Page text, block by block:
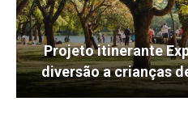
Projeto itinerante
diversão a crianças